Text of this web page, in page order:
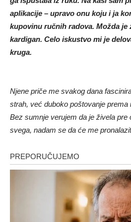
aplikacije – upravo onu koju i ja
kupovinu ručnih radova. Možda je
kardigan. Celo iskustvo mi je
kruga.
Njene priče me svakog dana
strah, već duboko poštovanje prema
Bez sumnje verujem da je živela pre
svega, nadam se da će me